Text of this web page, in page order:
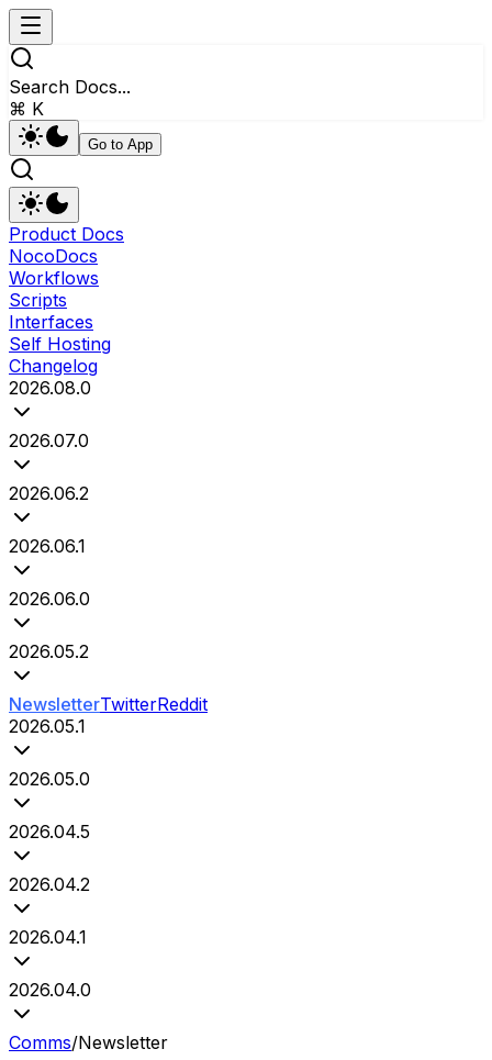
Search Docs...
⌘ K
Go to App
Product Docs
NocoDocs
Workflows
Scripts
Interfaces
Self Hosting
Changelog
2026.08.0
2026.07.0
2026.06.2
2026.06.1
2026.06.0
2026.05.2
NewsletterTwitterReddit
2026.05.1
2026.05.0
2026.04.5
2026.04.2
2026.04.1
2026.04.0
Comms/Newsletter